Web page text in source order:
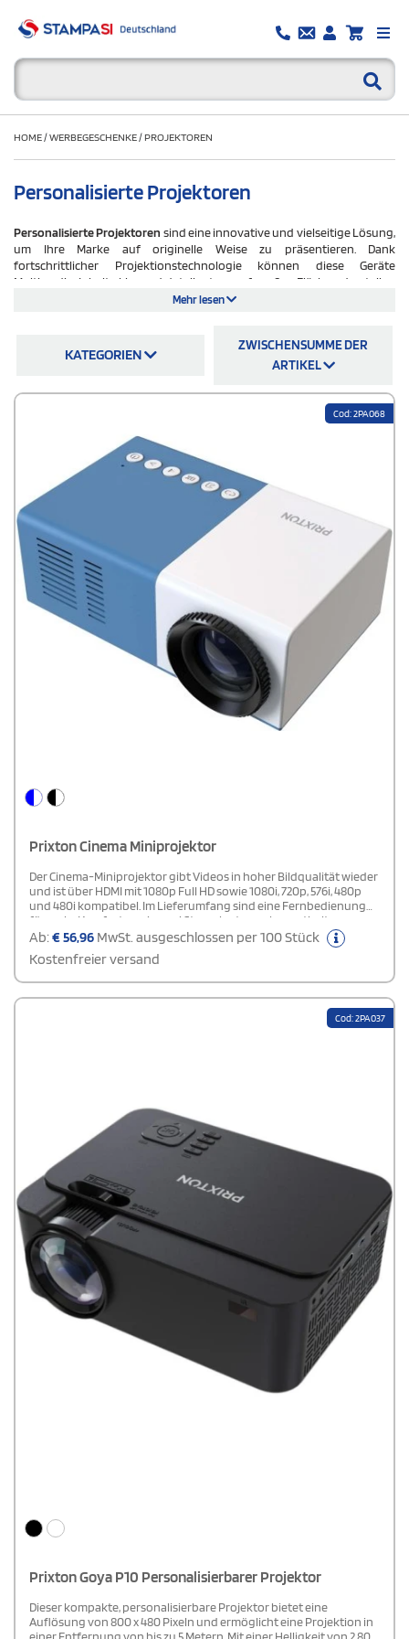
HOME/WERBEGESCHENKE/PROJEKTOREN
Personalisierte Projektoren
Personalisierte Projektoren sind eine innovative und vielseitige Lösung,
um Ihre Marke auf originelle Weise zu präsentieren. Dank
fortschrittlicher Projektionstechnologie können diese Geräte
Multimedia-Inhalte klar und detailgetreu auf großen Flächen darstellen
und eignen sich daher ideal für Unternehmenspräsentationen,
eine einzigartige Möglichkeit, Ihre Markenidentität bei Präsentationen
und Veranstaltungen zu unterstreichen, die Sichtbarkeit Ihrer Marke zu
Geschäftspartnern zu hinterlassen. Individuell gestaltete Projektoren,
versehen werden können, finden in
Bildungswesen, im Handel und in der Unterhaltung. In Schulen und
Universitäten können sie beispielsweise für einen interaktiven und
ansprechenden Unterricht eingesetzt werden, während sie in
Unternehmen für Produktpräsentationen, Betriebsversammlungen
und Mitarbeiterschulungen genutzt werden können.
Darüber hinaus erweisen sich maßgeschneiderte Projektoren als ein
wirksames Instrument für Werbung und können verkaufsfördernd sein,
wenn sie in Einkaufszentren, auf Messen oder bei Sportveranstaltungen
eingesetzt werden,
um Werbebotschaften, Werbeanzeigen oder
Markeninformationen zu projizieren. Im umfangreichen Katalog von
Stampasi.de finden Sie eine Auswahl an individuell gestaltbaren
Projektoren, die mit Ihrem Logo oder Design bedruckt werden können.
Mit unserem Personalisierungsservice, der das Anbringen Ihres
Firmenlogos, Textes oder Slogans umfasst, können Sie einzigartige und
unverwechselbare Projektoren kreieren, die sich von der Masse
abheben und bei Ihren Kunden und Geschäftspartnern einen
Mehr lesen
KATEGORIEN
ZWISCHENSUMME DER
ARTIKEL
Cod: 2PA068
Prixton Cinema Miniprojektor
Der Cinema-Miniprojektor gibt Videos in hoher Bildqualität wieder
und ist über HDMI mit 1080p Full HD sowie 1080i, 720p, 576i, 480p
und 480i kompatibel. Im Lieferumfang sind eine Fernbedienung
für mehr Komfort sowie zwei Stereolautsprecher enthalten.
Neben Videos können auch Audiodateien, Fotos und Texte
Ab:€56,96 MwSt. ausgeschlossen per 100 Stück
Kostenfreier versand
Cod: 2PA037
Prixton Goya P10 Personalisierbarer Projektor
Dieser kompakte, personalisierbare Projektor bietet eine
Auflösung von 800 x 480 Pixeln und ermöglicht eine Projektion in